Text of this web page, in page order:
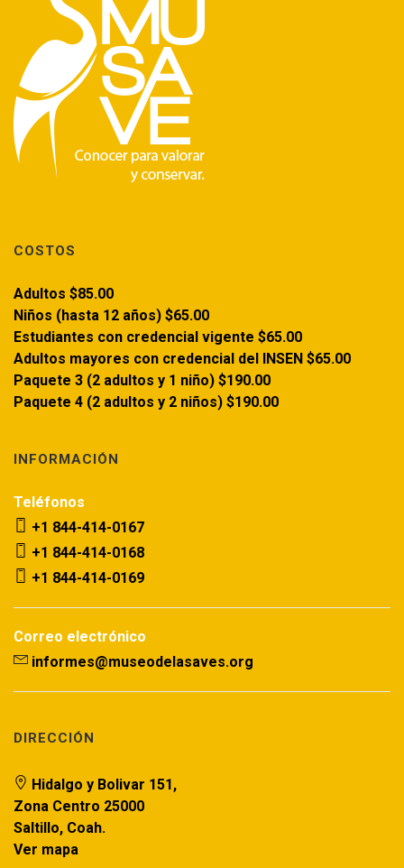
COSTOS
Adultos $85.00
Niños (hasta 12 años) $65.00
Estudiantes con credencial vigente $65.00
Adultos mayores con credencial del INSEN $65.00
Paquete 3 (2 adultos y 1 niño) $190.00
Paquete 4 (2 adultos y 2 niños) $190.00
INFORMACIÓN
Teléfonos
+1 844-414-0167
+1 844-414-0168
+1 844-414-0169
Correo electrónico
informes@museodelasaves.org
DIRECCIÓN
Hidalgo y Bolivar 151,
Zona Centro 25000
Saltillo, Coah.
Ver mapa